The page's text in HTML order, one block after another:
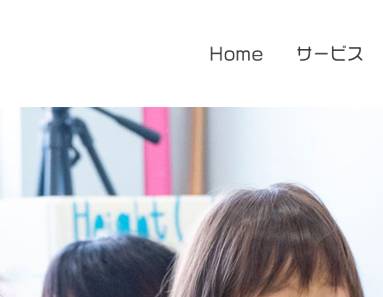
Home サービス
企業主導型保育園
花音保育園
医療的ケア対応型児童発達支援
放課後等デイサービス
あまね